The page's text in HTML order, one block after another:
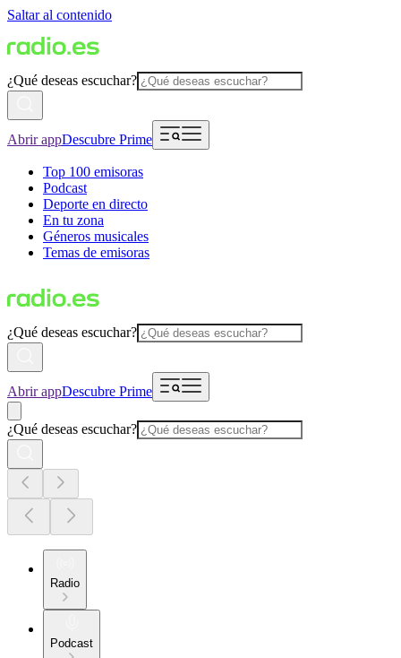
Saltar al contenido
¿Qué deseas escuchar?
Abrir appDescubre Prime
Top 100 emisoras
Podcast
Deporte en directo
En tu zona
Géneros musicales
Temas de emisoras
¿Qué deseas escuchar?
Abrir appDescubre Prime
¿Qué deseas escuchar?
Radio
Podcast